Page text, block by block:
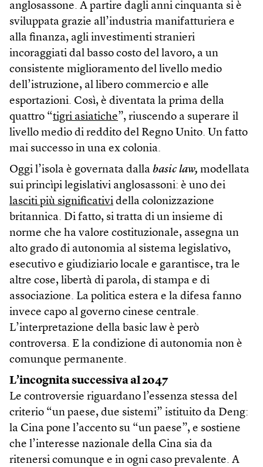
anglosassone. A partire dagli anni cinquanta si è
sviluppata grazie all’industria manifatturiera e
alla finanza, agli investimenti stranieri
incoraggiati dal basso costo del lavoro, a un
consistente miglioramento del livello medio
dell’istruzione, al libero commercio e alle
esportazioni. Così, è diventata la prima della
quattro “tigri asiatiche”, riuscendo a superare il
livello medio di reddito del Regno Unito. Un fatto
mai successo in una ex colonia.
Oggi l’isola è governata dalla basic law, modellata
sui princìpi legislativi anglosassoni: è uno dei
lasciti più significativi della colonizzazione
britannica. Di fatto, si tratta di un insieme di
norme che ha valore costituzionale, assegna un
alto grado di autonomia al sistema legislativo,
esecutivo e giudiziario locale e garantisce, tra le
altre cose, libertà di parola, di stampa e di
associazione. La politica estera e la difesa fanno
invece capo al governo cinese centrale.
L’interpretazione della basic law è però
controversa. E la condizione di autonomia non è
comunque permanente.
L’incognita successiva al 2047
Le controversie riguardano l’essenza stessa del
criterio “un paese, due sistemi” istituito da Deng:
la Cina pone l’accento su “un paese”, e sostiene
che l’interesse nazionale della Cina sia da
ritenersi comunque e in ogni caso prevalente. A